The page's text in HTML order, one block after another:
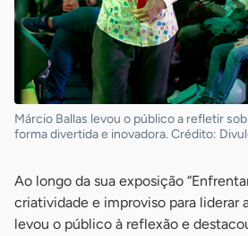
Márcio Ballas levou o público a refletir
forma divertida e inovadora. Crédito:
Ao longo da sua exposição
criatividade e improviso para liderar
levou o público à reflexão e